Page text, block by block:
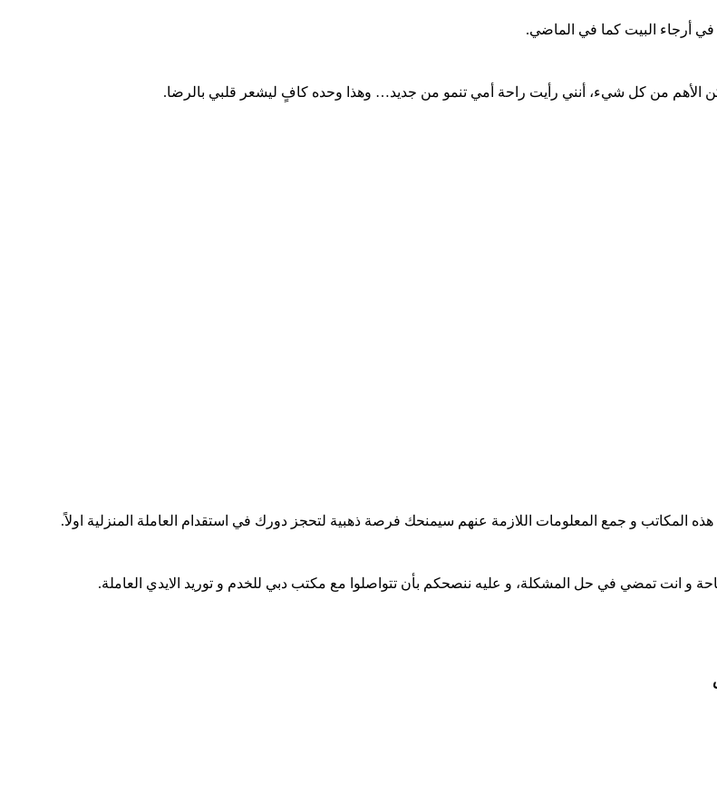
أرجاء البيت كما في الماضي.
الأهم من كل شيء، أنني رأيت راحة أمي تنمو من جديد… وهذا وحده كافٍ ليشعر قلبي بالرضا.
المكاتب و جمع المعلومات اللازمة عنهم سيمنحك فرصة ذهبية لتحجز دورك في استقدام العاملة المنزلية اولاً.
و انت تمضي في حل المشكلة، و عليه ننصحكم بأن تتواصلوا مع مكتب دبي للخدم و توريد الايدي العاملة.